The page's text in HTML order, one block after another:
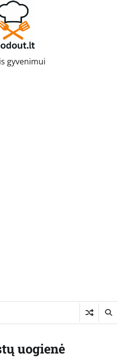
gyvenimui
uogienė